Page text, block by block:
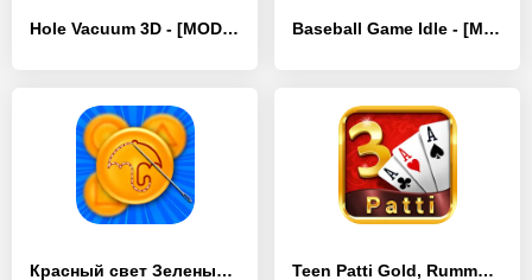
Hole Vacuum 3D - [MOD Бесконечные деньги] Baseball Game Idle - [MOD Бесконечные деньги]
Красный свет Зеленый свет Выжи - [MOD Бесконечные деньги] Teen Patti Gold, Rummy & Poker